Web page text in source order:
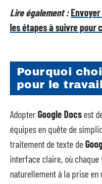
Lire également :
les étapes à suivre pour
Pourquoi
pour le
AdopterGoogle Docs est
équipes en quête de
traitement de texte de
interface claire, où chaque
naturellement à la prise